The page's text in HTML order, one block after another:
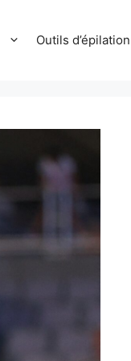
Outils d’épilation